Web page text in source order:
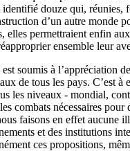
douze qui, réunies,
d’un autre monde
elles permettraient enfin
ensemble leur
soumis à l’appréciation
de tous les pays. C’est à
les niveaux - mondial,
combats nécessaires pour
faisons en effet aucune
et des institutions
ces propositions,